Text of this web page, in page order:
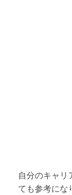
自分のキャリ
ても参考にな